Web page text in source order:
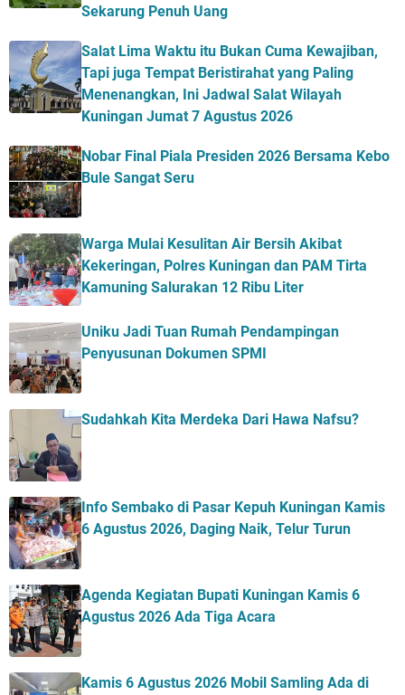
Sekarung Penuh Uang
Salat Lima Waktu itu Bukan Cuma Kewajiban,
Tapi juga Tempat Beristirahat yang Paling
Menenangkan, Ini Jadwal Salat Wilayah
Kuningan Jumat 7 Agustus 2026
Nobar Final Piala Presiden 2026 Bersama Kebo
Bule Sangat Seru
Warga Mulai Kesulitan Air Bersih Akibat
Kekeringan, Polres Kuningan dan PAM Tirta
Kamuning Salurakan 12 Ribu Liter
Uniku Jadi Tuan Rumah Pendampingan
Penyusunan Dokumen SPMI
Sudahkah Kita Merdeka Dari Hawa Nafsu?
Info Sembako di Pasar Kepuh Kuningan Kamis
6 Agustus 2026, Daging Naik, Telur Turun
Agenda Kegiatan Bupati Kuningan Kamis 6
Agustus 2026 Ada Tiga Acara
Kamis 6 Agustus 2026 Mobil Samling Ada di